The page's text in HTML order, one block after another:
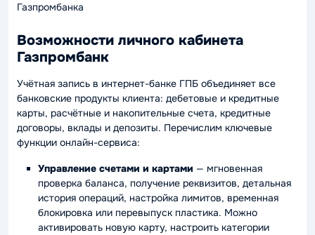
Газпромбанка
Возможности личного кабинета
Газпромбанк
Учётная запись в интернет-банке ГПБ объединяет все
банковские продукты клиента: дебетовые и кредитные
карты, расчётные и накопительные счета, кредитные
договоры, вклады и депозиты. Перечислим ключевые
функции онлайн-сервиса:
Управление счетами и картами — мгновенная
проверка баланса, получение реквизитов, детальная
история операций, настройка лимитов, временная
блокировка или перевыпуск пластика. Можно
активировать новую карту, настроить категории